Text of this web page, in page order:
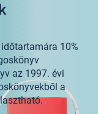
10%
az 1997. évi
a